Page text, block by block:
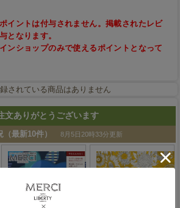
イントは付与されません。掲載されたレビ
となります。
ンショップのみで使えるポイントとなって
されている商品はありません
文ありがとうございます